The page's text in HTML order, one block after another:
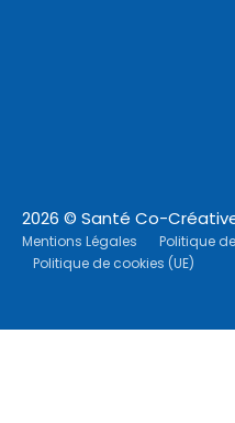
2026 © Santé Co-
Mentions Légales
Politique
Politique de cookies (UE)